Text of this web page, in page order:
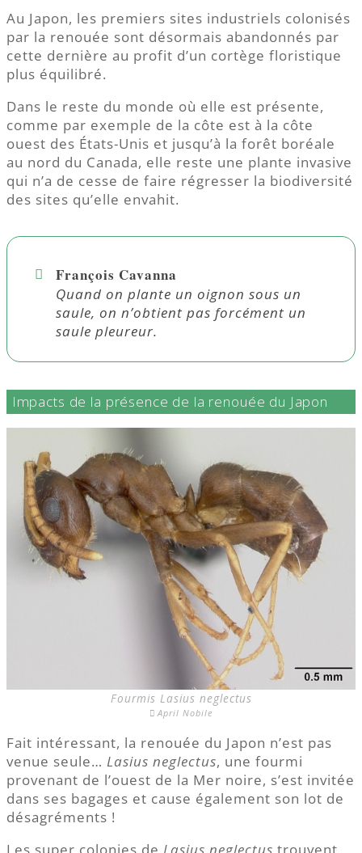
Au Japon, les premiers sites industriels colonisés
par la renouée sont désormais abandonnés par
cette dernière au profit d’un cortège floristique
plus équilibré.
Dans le reste du monde où elle est présente,
comme par exemple de la côte est à la côte
ouest des États-Unis et jusqu’à la forêt boréale
au nord du Canada, elle reste une plante invasive
qui n’a de cesse de faire régresser la biodiversité
des sites qu’elle envahit.
François Cavanna
Quand on plante un oignon sous un
saule, on n’obtient pas forcément un
saule pleureur.
Impacts de la présence de la renouée du Japon
Fourmis Lasius neglectus
April Nobile
Fait intéressant, la renouée du Japon n’est pas
venue seule… Lasius neglectus, une fourmi
provenant de l’ouest de la Mer noire, s’est invitée
dans ses bagages et cause également son lot de
désagréments !
Les super colonies de Lasius neglectus trouvent